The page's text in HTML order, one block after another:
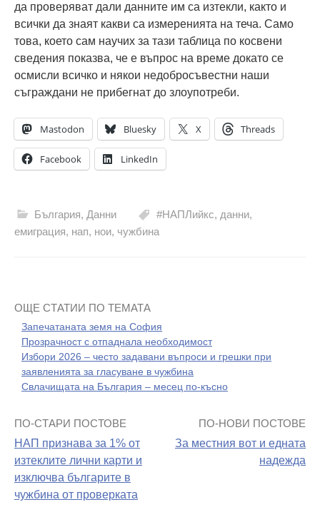
да проверяват дали данните им са изтекли, както и
всички да знаят какви са измеренията на теча. Само
това, което сам научих за тази таблица по косвени
сведения показва, че е въпрос на време докато се
осмисли всичко и някои недобросъвестни наши
съграждани не прибегнат до злоупотреби.
Mastodon Bluesky X Threads
Facebook LinkedIn
България, Данни #НАПЛийкс, данни,
емиграция, нап, нои, чужбина
ОЩЕ СТАТИИ ПО ТЕМАТА
Запечатаната земя на София
Прозрачност с отпаднала необходимост
Избори 2026 – често задавани въпроси и грешки при
заявленията за гласуване в чужбина
Свлачищата на България – месец по-късно
Навигация
на
поста
ПО-СТАРИ ПОСТОВЕ
НАП признава за 1% от
изтеклите лични карти и
изключва българите в
чужбина от проверката
ПО-НОВИ ПОСТОВЕ
За местния вот и едната
надежда